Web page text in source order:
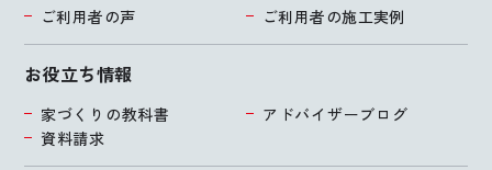
ご利用者の声 ご利用者の施工実例
お役立ち情報
家づくりの教科書
アドバイザーブログ
資料請求